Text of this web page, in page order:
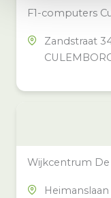
F1-computers
Zandstraat
Wijkcentrum De
Heimanslaan